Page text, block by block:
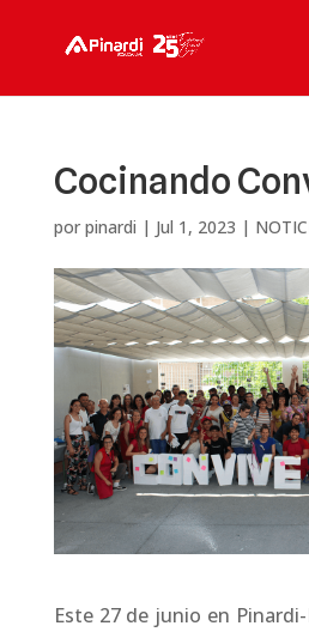
Cocinando
por pinardi | Jul 1, 2023 |
Este 27 de junio en